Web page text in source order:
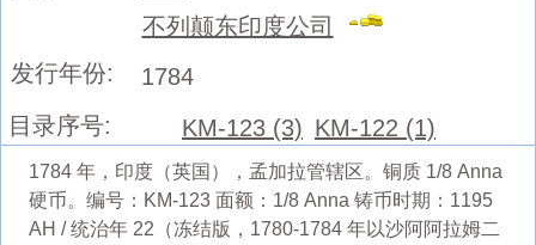
不列颠东印度公司
发行年份:
1784
目录序号:
KM-123 (3) KM-122 (1)
1784 年，印度（英国），孟加拉管辖区。铜质 1/8 Anna
硬币。编号：KM-123 面额：1/8 Anna 铸币时期：1195
AH / 统治年 22（冻结版，1780-1784 年以沙阿阿拉姆二